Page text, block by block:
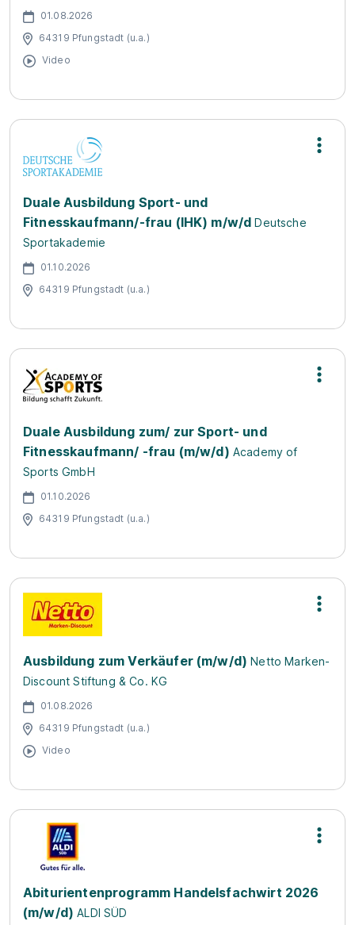
01.08.2026
64319 Pfungstadt (u.a.)
Video
Duale Ausbildung Sport- und
Fitnesskaufmann/-frau (IHK) m/w/d Deutsche
Sportakademie
01.10.2026
64319 Pfungstadt (u.a.)
Duale Ausbildung zum/ zur Sport- und
Fitnesskaufmann/ -frau (m/w/d) Academy of
Sports GmbH
01.10.2026
64319 Pfungstadt (u.a.)
Ausbildung zum Verkäufer (m/w/d) Netto Marken-
Discount Stiftung & Co. KG
01.08.2026
64319 Pfungstadt (u.a.)
Video
Abiturientenprogramm Handelsfachwirt 2026
(m/w/d) ALDI SÜD